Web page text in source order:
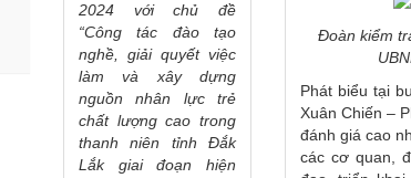
2024 với chủ đề
“Công tác đào tạo
nghề, giải quyết việc
làm và xây dựng
nguồn nhân lực trẻ
chất lượng cao trong
thanh niên tỉnh Đắk
Lắk giai đoạn hiện
Đoàn kiểm
Phát biểu tại
Xuân Chiến –
đánh giá cao
các cơ quan,